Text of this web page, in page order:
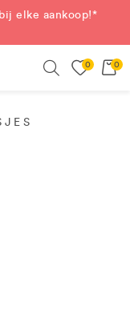
bij elke aankoop!*
0 0